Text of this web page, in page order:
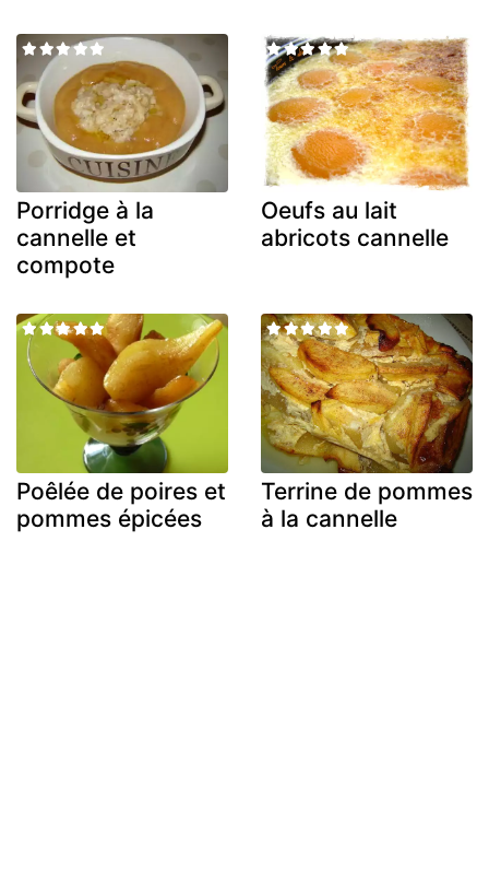
Porridge à la
cannelle et
compote
Oeufs au lait
abricots cannelle
Poêlée de poires et
pommes épicées
Terrine de pommes
à la cannelle